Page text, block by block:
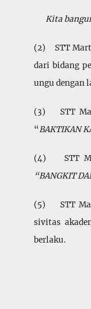
Kita
(2) STT
dari bidang
ungu dengan
(3) STT
“BAKTIKAN
(4) STT
“BANGKIT
(5) STT
sivitas
berlaku.